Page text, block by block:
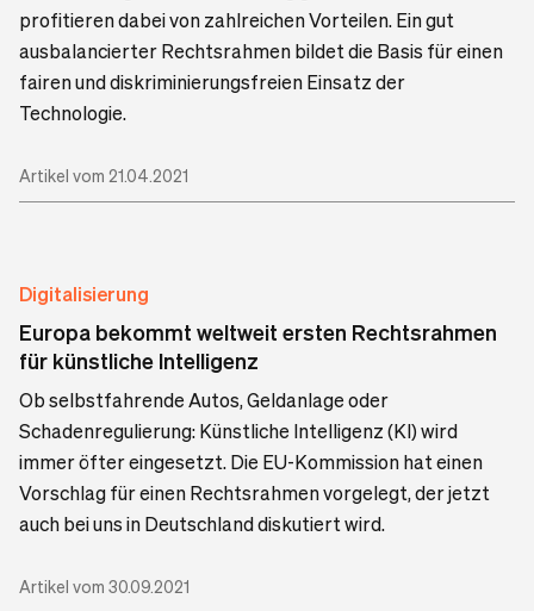
profitieren dabei von zahlreichen Vorteilen. Ein gut
ausbalancierter Rechtsrahmen bildet die Basis für einen
fairen und diskriminierungsfreien Einsatz der
Technologie.
Artikel vom 21.04.2021
Digitalisierung
Europa bekommt weltweit ersten Rechtsrahmen
für künstliche Intelligenz
Ob selbstfahrende Autos, Geldanlage oder
Schadenregulierung: Künstliche Intelligenz (KI) wird
immer öfter eingesetzt. Die EU-Kommission hat einen
Vorschlag für einen Rechtsrahmen vorgelegt, der jetzt
auch bei uns in Deutschland diskutiert wird.
Artikel vom 30.09.2021